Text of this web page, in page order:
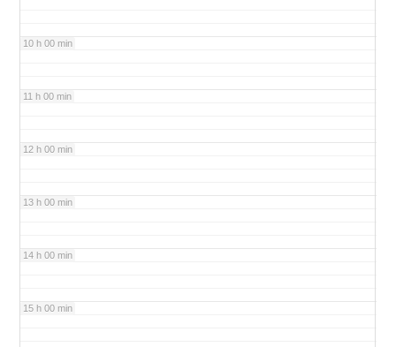
10 h 00 min
11 h 00 min
12 h 00 min
13 h 00 min
14 h 00 min
15 h 00 min